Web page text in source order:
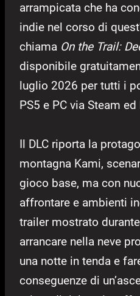
arrampicata che ha
indie nel corso di
chiama On the Trail:
disponibile
luglio 2026 per tutti i
PS5 e PC via Steam
Il DLC riporta la
montagna Kami,
gioco base, ma con
affrontare e ambienti
trailer mostrato
arrancare nella neve
una notte in tenda e
conseguenze di